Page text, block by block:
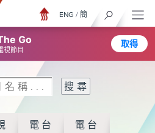
Go
視節目
取得
ENG / 簡
電台 電台